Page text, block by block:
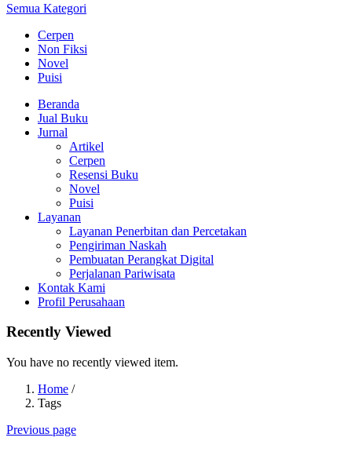
Semua Kategori
Cerpen
Non Fiksi
Novel
Puisi
Beranda
Jual Buku
Jurnal
Artikel
Cerpen
Resensi Buku
Novel
Puisi
Layanan
Layanan Penerbitan dan Percetakan
Pengiriman Naskah
Pembuatan Perangkat Digital
Perjalanan Pariwisata
Kontak Kami
Profil Perusahaan
Recently Viewed
You have no recently viewed item.
Home /
Tags
Previous page